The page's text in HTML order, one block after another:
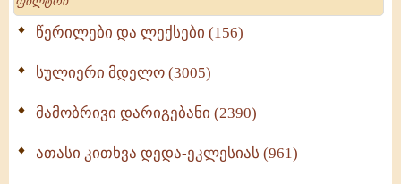
წერილები და ლექსები (156)
სულიერი მდელო (3005)
მამობრივი დარიგებანი (2390)
ათასი კითხვა დედა-ეკლესიას (961)